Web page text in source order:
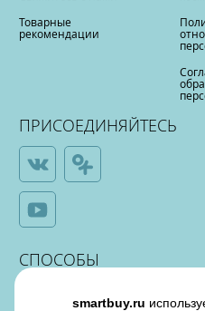
Товарные
рекомендации
ПРИСОЕДИНЯЙТЕСЬ
СПОСОБЫ
ОПЛАТЫ
smartbuy.ru